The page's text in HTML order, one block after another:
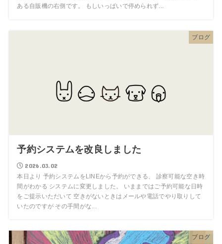
ある自販機の右側です。 もしいっぱいで停められず...
ブログ
予約システムを改良しました
2026.03.02
本日より 予約システムをLINEから予約ができる、 診察可能な空き時
間がわかる システムに変更しました。 いままではご予約可能な日時
をご提示いただいて 空きがないときはメールや電話でやり取りして
いたのですが その手間がな...
ブログ